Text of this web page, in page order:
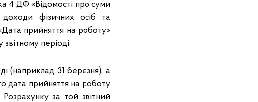
4 ДФ «Відомості про суми
фізичних осіб та
прийняття на роботу»
періоді.
(наприклад 31 березня), а
дата прийняття на роботу
за той звітний